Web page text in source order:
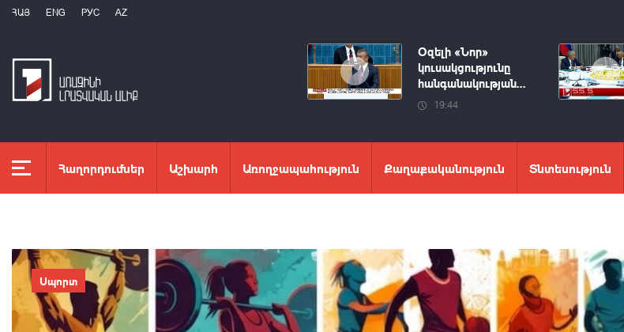
ՀԱՅ ENG РУС AZ
Օզելի «Նոր»
կուսակցությունը
հանգանակության...
19:44
Հաղորդումներ Աշխարհ Առողջապահություն Քաղաքականություն Տնտեսություն
Սպորտ